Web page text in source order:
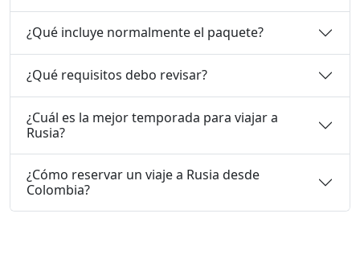
¿Qué incluye normalmente el paquete?
¿Qué requisitos debo revisar?
¿Cuál es la mejor temporada para viajar a
Rusia?
¿Cómo reservar un viaje a Rusia desde
Colombia?